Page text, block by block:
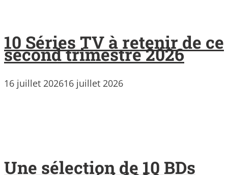
10 Séries TV à retenir de ce
second trimestre 2026
16 juillet 202616 juillet 2026
Une sélection de 10 BDs